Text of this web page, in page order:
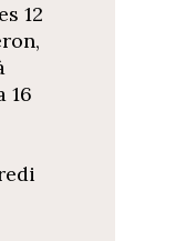
12
16